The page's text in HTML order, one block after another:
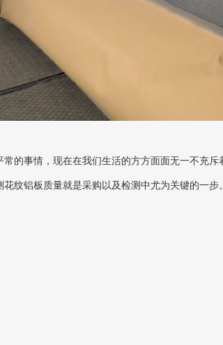
事情，现在在我们生活的方方面面无一不充斥
纹铝板质量就是采购以及检测中尤为关键的一